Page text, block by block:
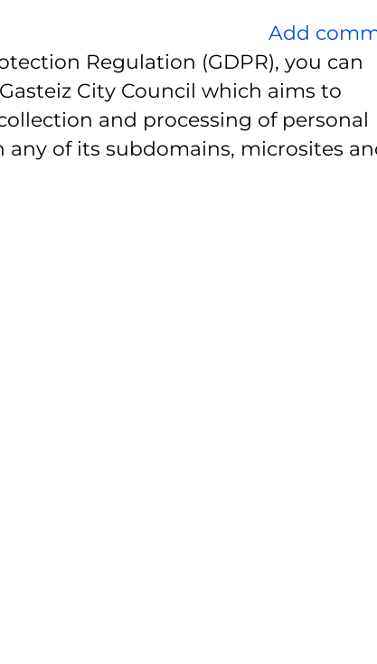
Add
Regulation (GDPR), you can
City Council which aims to
and processing of personal
of its subdomains, microsites